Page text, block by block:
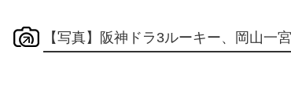
【写真】阪神ドラ3ルーキー、岡山一